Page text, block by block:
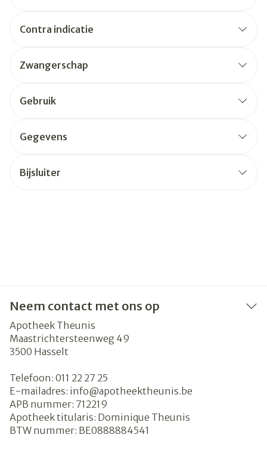
Contra indicatie
Zwangerschap
Gebruik
Gegevens
Bijsluiter
Neem contact met ons op
Apotheek Theunis
Maastrichtersteenweg 49
3500 Hasselt
Telefoon: 011 22 27 25
E-mailadres: info@apotheektheunis.be
APB nummer: 712219
Apotheek titularis: Dominique Theunis
BTW nummer: BE0888884541